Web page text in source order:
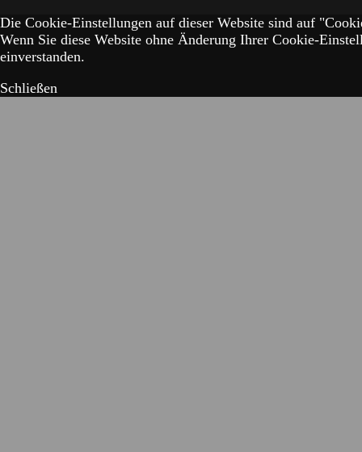
Die Cookie-Einstellungen auf dieser Website sind auf
Wenn Sie diese Website ohne Änderung Ihrer Cookie-
einverstanden.
Schließen